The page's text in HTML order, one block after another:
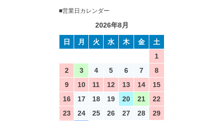
■営業日カレンダー
2026年8月
日 月 火 水 木 金
土
1
2
3 4 5 6 7
8
9
10 11 12 13 14
15
16
17 18 19 20 21
22
23
24 25 26 27 28
29